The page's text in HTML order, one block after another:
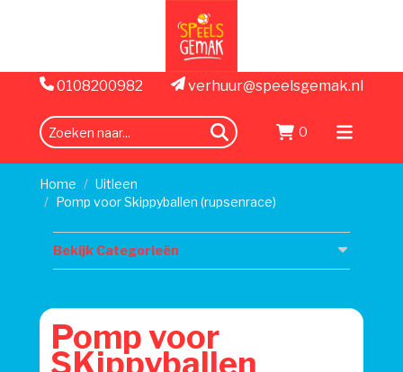
0108200982 verhuur@speelsgemak.nl
zoeken 0
Menu
Home
Uitleen
Pomp voor Skippyballen (rupsenrace)
Bekijk Categorieën
Pomp voor
SKippyballen